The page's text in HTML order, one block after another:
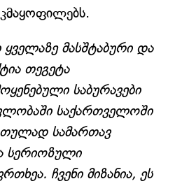
მასშტაბური და
თეგეტა
საბურავები
საქართველოში
სამართავ
სერიოზული
ჩვენი მიზანია, ეს